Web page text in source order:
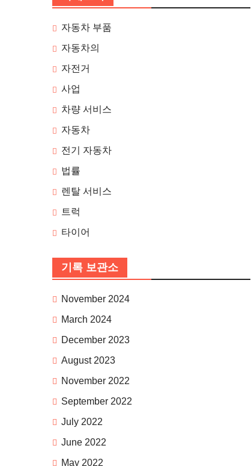
자동차 부품
자동차의
자전거
사업
차량 서비스
자동차
전기 자동차
법률
렌탈 서비스
트럭
타이어
기록 보관소
November 2024
March 2024
December 2023
August 2023
November 2022
September 2022
July 2022
June 2022
May 2022